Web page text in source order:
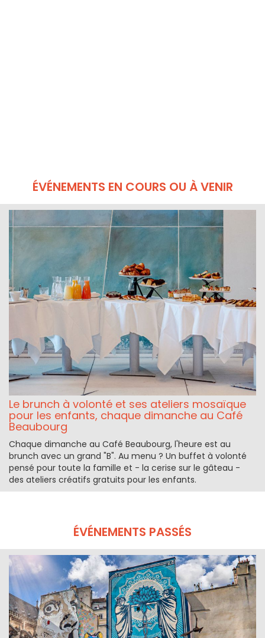
ÉVÉNEMENTS EN COURS OU À VENIR
Le brunch à volonté et ses ateliers mosaïque
pour les enfants, chaque dimanche au Café
Beaubourg
Chaque dimanche au Café Beaubourg, l'heure est au
brunch avec un grand "B". Au menu ? Un buffet à volonté
pensé pour toute la famille et - la cerise sur le gâteau -
des ateliers créatifs gratuits pour les enfants.
ÉVÉNEMENTS PASSÉS